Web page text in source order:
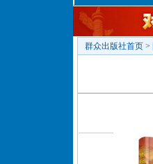
群众出版社首页 >